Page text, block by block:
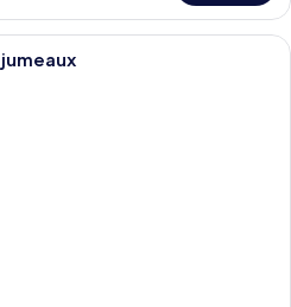
Une chambre d’hôtel avec deux lits,